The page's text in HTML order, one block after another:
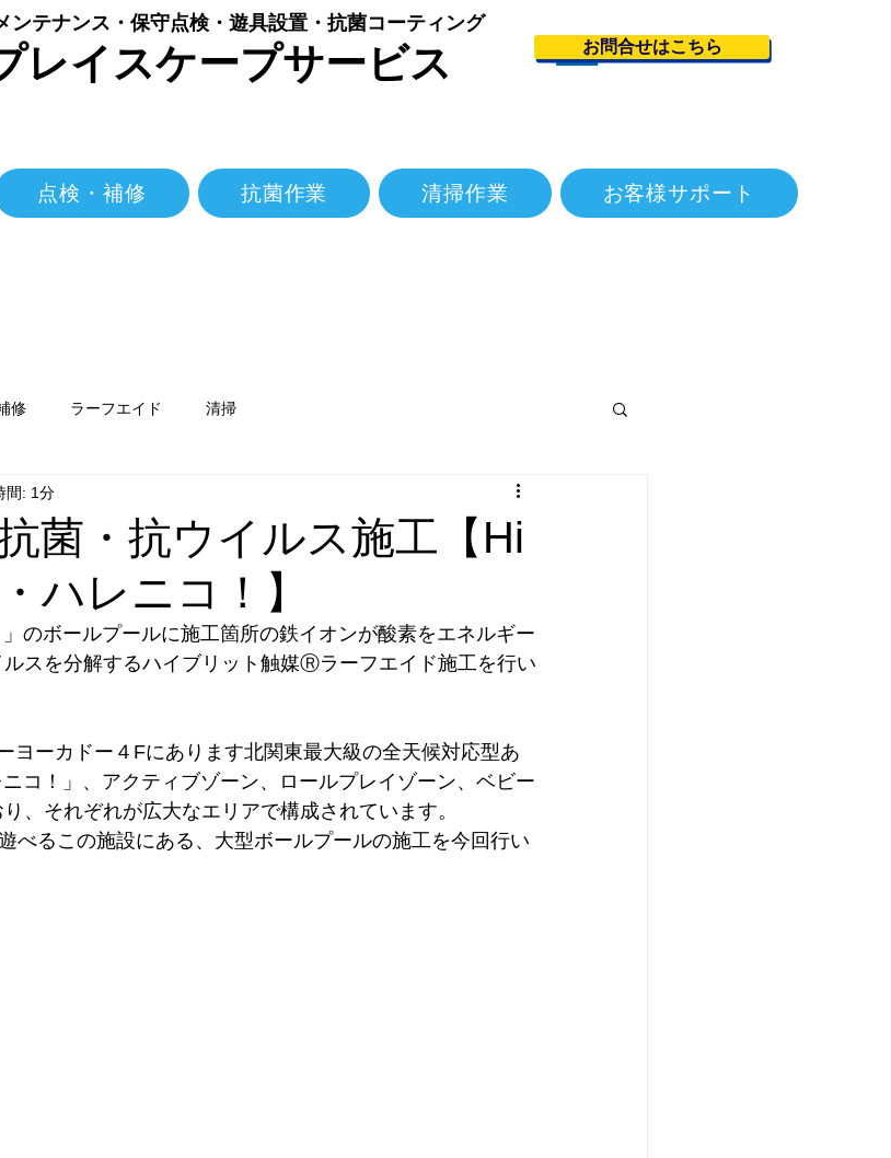
ンテナンス・保守点検・遊具設置・抗菌コーティング
レイスケープサービス お問合せはこちら
点検・補修 抗菌作業 清掃作業 お客様サポート
修 ラーフエイド 清掃
菌・抗ウイルス施工【Hi
ハレニコ！】
間: 1分
」のボールプールに施工箇所の鉄イオンが酸素をエネルギー
スを分解するハイブリット触媒Ⓡラーフエイド施工を行い
ヨーカドー４Fにあります北関東最大級の全天候対応型あ
コ！」、アクティブゾーン、ロールプレイゾーン、ベビー
、それぞれが広大なエリアで構成されています。
べるこの施設にある、大型ボールプールの施工を今回行い